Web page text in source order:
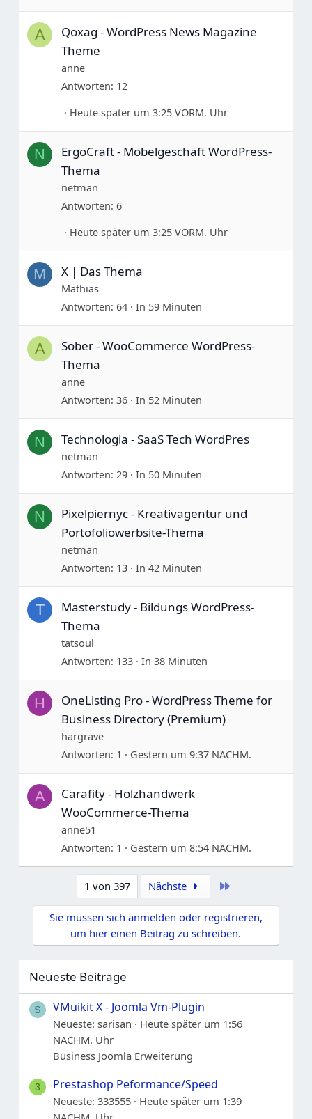
A
Qoxag - WordPress News Magazine
Theme
anne
Antworten 12
Heute später um 3:25 VORM. Uhr
N
ErgoCraft - Möbelgeschäft WordPress-
Thema
netman
Antworten 6
Heute später um 3:25 VORM. Uhr
M X | Das Thema
Mathias
Antworten 64 In 59 Minuten
A
Sober - WooCommerce WordPress-
Thema
anne
Antworten 36 In 52 Minuten
N Technologia - SaaS Tech WordPres
netman
Antworten 29 In 50 Minuten
N
Pixelpiernyc - Kreativagentur und
Portofoliowerbsite-Thema
netman
Antworten 13 In 42 Minuten
T
Masterstudy - Bildungs WordPress-
Thema
tatsoul
Antworten 133 In 38 Minuten
H
OneListing Pro - WordPress Theme for
Business Directory (Premium)
hargrave
Antworten 1 Gestern um 9:37 NACHM.
A
Carafity - Holzhandwerk
WooCommerce-Thema
anne51
Antworten 1 Gestern um 8:54 NACHM.
1 von 397 Nächste
Sie müssen sich anmelden oder registrieren,
um hier einen Beitrag zu schreiben.
Neueste Beiträge
S VMuikit X - Joomla Vm-Plugin
Neueste: sarisan
Heute später um 1:56
NACHM. Uhr
Business Joomla Erweiterung
3 Prestashop Peformance/Speed
Neueste: 333555
Heute später um 1:39